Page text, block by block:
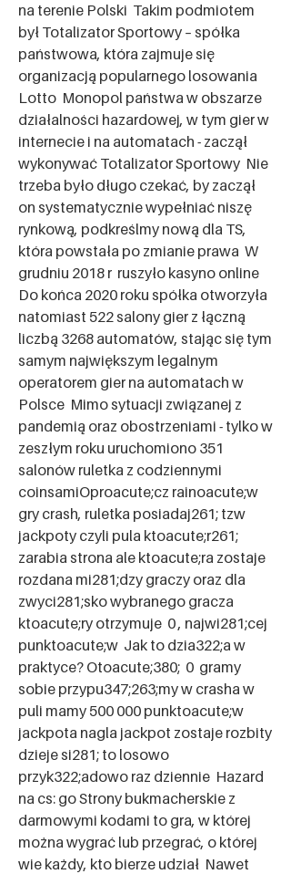
na terenie Polski  Takim podmiotem
był Totalizator Sportowy – spółka
państwowa, która zajmuje się
organizacją popularnego losowania
Lotto  Monopol państwa w obszarze
działalności hazardowej, w tym gier w
internecie i na automatach - zaczął
wykonywać Totalizator Sportowy  Nie
trzeba było długo czekać, by zaczął
on systematycznie wypełniać niszę
rynkową, podkreślmy nową dla TS,
która powstała po zmianie prawa  W
grudniu 2018 r  ruszyło kasyno online
Do końca 2020 roku spółka otworzyła
natomiast 522 salony gier z łączną
liczbą 3268 automatów, stając się tym
samym największym legalnym
operatorem gier na automatach w
Polsce  Mimo sytuacji związanej z
pandemią oraz obostrzeniami - tylko w
zeszłym roku uruchomiono 351
salonów ruletka z codziennymi
coinsamiOproacute;cz rainoacute;w
gry crash, ruletka posiadaj261; tzw
jackpoty czyli pula ktoacute;r261;
zarabia strona ale ktoacute;ra zostaje
rozdana mi281;dzy graczy oraz dla
zwyci281;sko wybranego gracza
ktoacute;ry otrzymuje  0 , najwi281;cej
punktoacute;w  Jak to dzia322;a w
praktyce? Otoacute;380;  0  gramy
sobie przypu347;263;my w crasha w
puli mamy 500 000 punktoacute;w
jackpota nagla jackpot zostaje rozbity
dzieje si281; to losowo
przyk322;adowo raz dziennie  Hazard
na cs: go Strony bukmacherskie z
darmowymi kodami to gra, w której
można wygrać lub przegrać, o której
wie każdy, kto bierze udział  Nawet